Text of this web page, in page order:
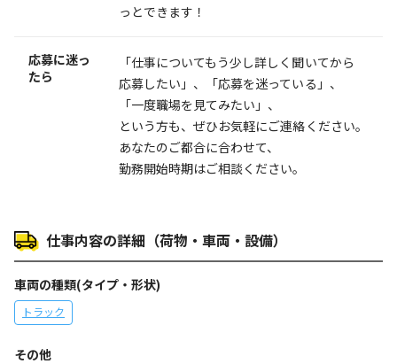
っとできます！
応募に迷っ
たら
「仕事についてもう少し詳しく聞いてから
応募したい」、「応募を迷っている」、
「一度職場を見てみたい」、
という方も、ぜひお気軽にご連絡ください。
あなたのご都合に合わせて、
勤務開始時期はご相談ください。
仕事内容の詳細（荷物・車両・設備）
車両の種類(タイプ・形状)
トラック
その他